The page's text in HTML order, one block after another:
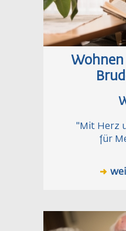
"Mit Herz
für